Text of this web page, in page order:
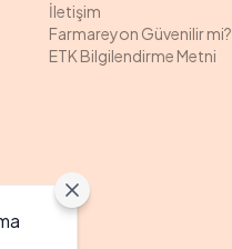
İletişim
Farmareyon Güvenilir mi?
ETK Bilgilendirme Metni